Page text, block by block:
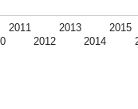
2011
2012
2013
2014
2015